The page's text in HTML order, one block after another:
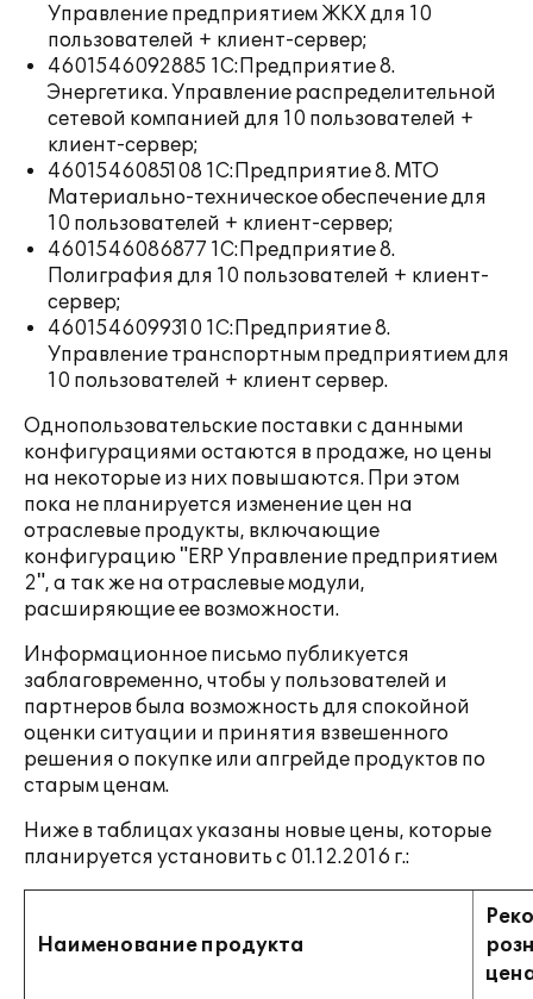
Управление предприятием ЖКХ для 10
пользователей + клиент-сервер;
4601546092885 1С:Предприятие 8.
Энергетика. Управление распределительной
сетевой компанией для 10 пользователей +
клиент-сервер;
4601546085108 1С:Предприятие 8. МТО
Материально-техническое обеспечение для
10 пользователей + клиент-сервер;
4601546086877 1С:Предприятие 8.
Полиграфия для 10 пользователей + клиент-
сервер;
4601546099310 1С:Предприятие 8.
Управление транспортным предприятием для
10 пользователей + клиент сервер.
Однопользовательские поставки с данными
конфигурациями остаются в продаже, но цены
на некоторые из них повышаются. При этом
пока не планируется изменение цен на
отраслевые продукты, включающие
конфигурацию "ERP Управление предприятием
2", а так же на отраслевые модули,
расширяющие ее возможности.
Информационное письмо публикуется
заблаговременно, чтобы у пользователей и
партнеров была возможность для спокойной
оценки ситуации и принятия взвешенного
решения о покупке или апгрейде продуктов по
старым ценам.
Ниже в таблицах указаны новые цены, которые
планируется установить с 01.12.2016 г.:
Наименование продукта